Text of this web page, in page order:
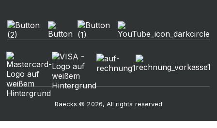
Raecks © 2026, All rights reserved